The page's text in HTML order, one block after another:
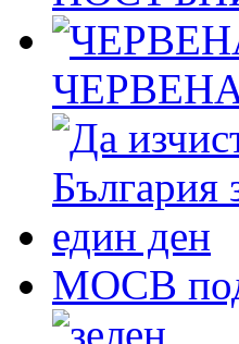
МОСВ